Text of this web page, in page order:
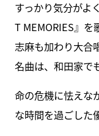
すっかり気分がよ
T MEMORIES』を
志麻も加わり大合
名曲は、和田家で
命の危機に怯えな
な時間を過ごした